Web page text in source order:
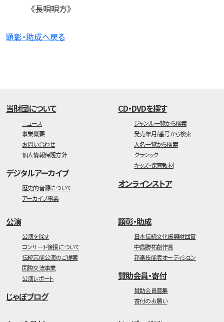
《長唄唄方》
顕彰・助成へ戻る
当財団について
ニュース
事業概要
お問い合わせ
個人情報保護方針
デジタルアーカイブ
歴史的音源について
アーカイブ事業
CD・DVDを探す
ジャンル一覧から検索
発売年月/番号から検索
人名一覧から検索
クラシック
キッズ・保育教材
オンラインストア
公演
公演を探す
コンサート後援について
伝統芸能公演のご提案
国際交流事業
公演レポート
じゃぽブログ
顕彰・助成
日本伝統文化振興財団賞
中島勝祐創作賞
邦楽技能者オーディション
賛助会員・寄付
賛助会員募集
寄付のお願い